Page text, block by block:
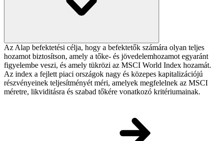
Az Alap befektetési célja, hogy a befektetők számára olyan teljes
hozamot biztosítson, amely a tőke- és jövedelemhozamot egyaránt
figyelembe veszi, és amely tükrözi az MSCI World Index hozamát.
Az index a fejlett piaci országok nagy és közepes kapitalizációjú
részvényeinek teljesítményét méri, amelyek megfelelnek az MSCI
méretre, likviditásra és szabad tőkére vonatkozó kritériumainak.